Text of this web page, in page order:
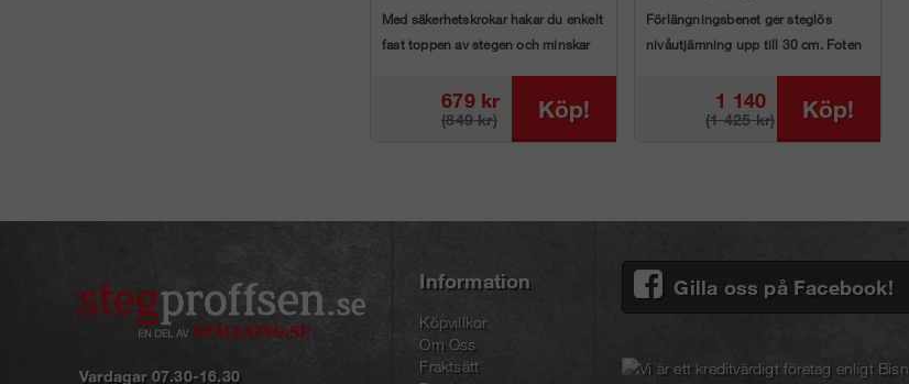
Med säkerhetskrokar hakar du enkelt
fast toppen av stegen och minskar
679 kr
(849 kr) Köp!
Förlängningsbenet ger steglös
nivåutjämning upp till 30 cm. Foten
1 140
(1 425 kr) Köp!
Vardagar 07.30-16.30
Information
Köpvillkor
Om Oss
Fraktsätt
Gilla oss på Facebook!